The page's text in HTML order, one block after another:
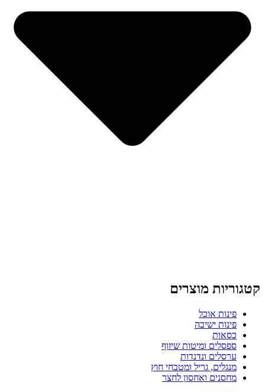
קטגוריות מוצרים
פינות אוכל
פינות ישיבה
כסאות
ספסלים ומיטות שיזוף
ערסלים ונדנדות
מנגלים, גריל ומטבחי חוץ
מחסנים ואחסון לחצר